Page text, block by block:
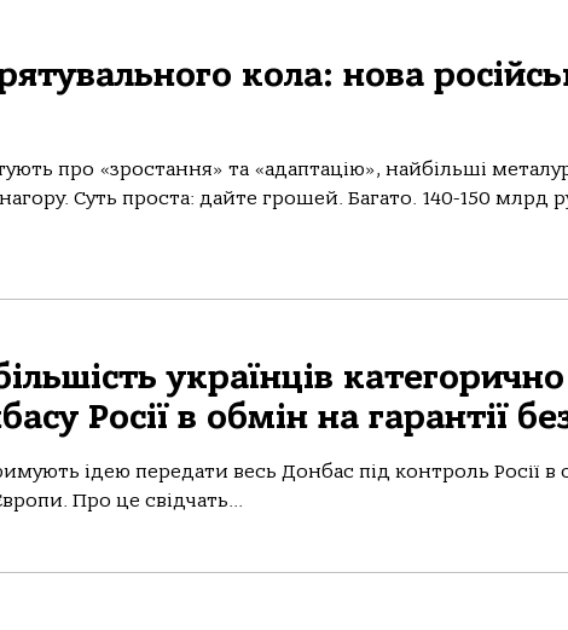
кола: нова
про «зростання» та «адаптацію», найбільші
Суть проста: дайте грошей. Багато. 140-150 млрд
українців категорично
Росії в обмін на гарантії
ідею передати весь Донбас під контроль Росії в
Про це свідчать...